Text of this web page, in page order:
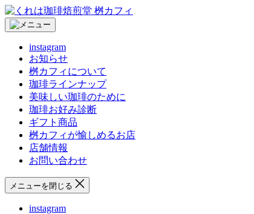
コ
ン
テ
フ
instagram
お知らせ
桝カフィについて
珈琲ラインナップ
美味しい珈琲のために
珈琲お好み診断
ギフト商品
桝カフィが愉しめるお店
店舗情報
お問い合わせ
メニューを閉じる
instagram